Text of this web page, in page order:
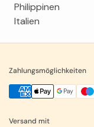
Philippinen
Italien
Zahlungsmöglichkeiten
Versand mit